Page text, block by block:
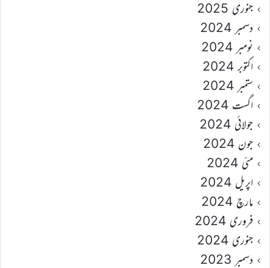
جنوری 2025
دسمبر 2024
نومبر 2024
اکتوبر 2024
ستمبر 2024
اگست 2024
جولائی 2024
جون 2024
مئی 2024
اپریل 2024
مارچ 2024
فروری 2024
جنوری 2024
دسمبر 2023